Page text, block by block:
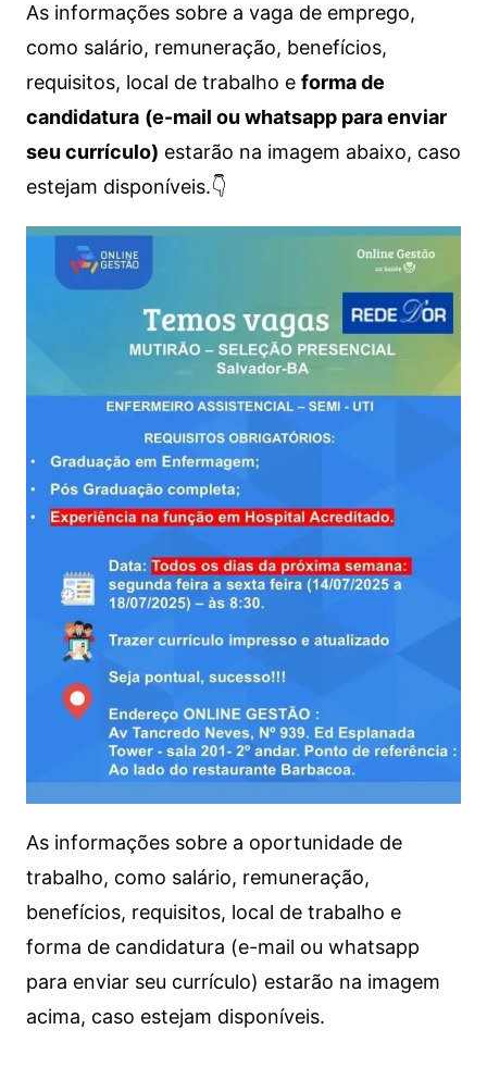
As informações sobre a vaga de emprego,
como salário, remuneração, benefícios,
requisitos, local de trabalho e forma de
candidatura (e-mail ou whatsapp para enviar
seu currículo) estarão na imagem abaixo, caso
estejam disponíveis.👇
As informações sobre a oportunidade de
trabalho, como salário, remuneração,
benefícios, requisitos, local de trabalho e
forma de candidatura (e-mail ou whatsapp
para enviar seu currículo) estarão na imagem
acima, caso estejam disponíveis.